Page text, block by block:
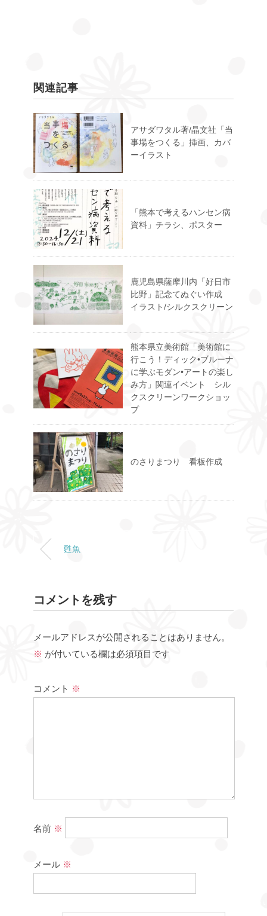
関連記事
アサダワタル著/晶文社「当
事場をつくる」挿画、カバ
ーイラスト
「熊本で考えるハンセン病
資料」チラシ、ポスター
鹿児島県薩摩川内「好日市
比野」記念てぬぐい作成
イラスト/シルクスクリーン
熊本県立美術館「美術館に
行こう！ディック•ブルーナ
に学ぶモダン•アートの楽し
み方」関連イベント シル
クスクリーンワークショッ
プ
のさりまつり 看板作成
甦魚
コメントを残す
メールアドレスが公開されることはありません。
※ が付いている欄は必須項目です
コメント ※
名前 ※
メール ※